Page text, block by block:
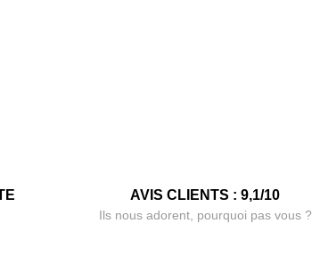
AVIS CLIENTS : 9,1/10
Ils nous adorent, pourquoi pas vous ?